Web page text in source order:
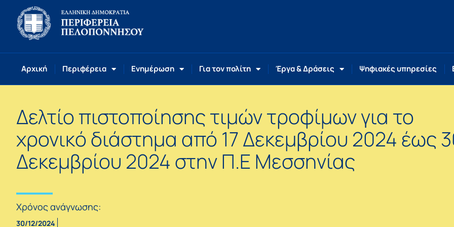
Αρχική Περιφέρεια Ενημέρωση Για τον πολίτη Έργα & Δράσεις Ψηφιακές υπηρεσίες
Δελτίο πιστοποίησης τιμών τροφίμων για το
χρονικό διάστημα από 17 Δεκεμβρίου 2024 έως
Δεκεμβρίου 2024 στην Π.Ε Μεσσηνίας
Χρόνος ανάγνωσης:
30/12/2024